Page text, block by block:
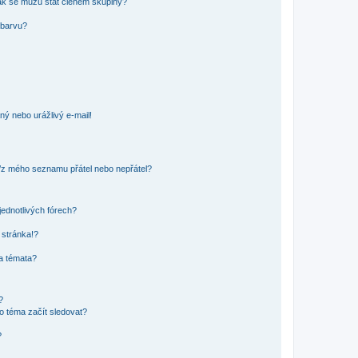
nebo urážlivý e-mail!
mého seznamu přátel nebo nepřátel?
fórech?
témata?
téma začít sledovat?